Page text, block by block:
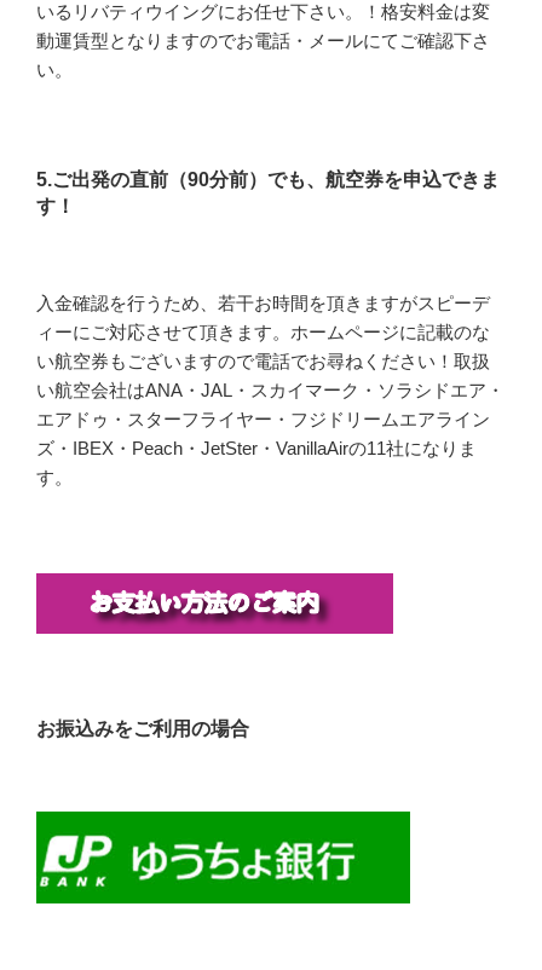
いるリバティウイングにお任せ下さい。！格安料金は変
動運賃型となりますのでお電話・メールにてご確認下さ
い。
5.ご出発の直前（90分前）でも、航空券を申込できま
す！
入金確認を行うため、若干お時間を頂きますがスピーデ
ィーにご対応させて頂きます。ホームページに記載のな
い航空券もございますので電話でお尋ねください！取扱
い航空会社はANA・JAL・スカイマーク・ソラシドエア・
エアドゥ・スターフライヤー・フジドリームエアライン
ズ・IBEX・Peach・JetSter・VanillaAirの11社になりま
す。
お振込みをご利用の場合